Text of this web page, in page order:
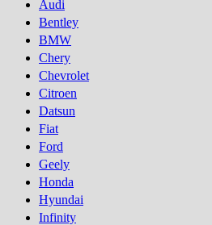
Audi
Bentley
BMW
Chery
Chevrolet
Citroen
Datsun
Fiat
Ford
Geely
Honda
Hyundai
Infinity